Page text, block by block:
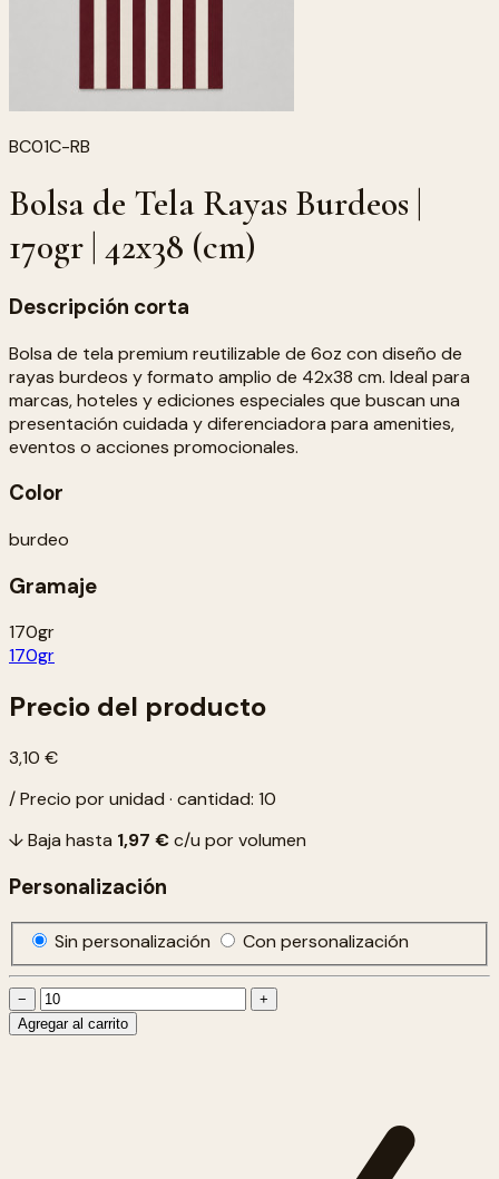
BC01C-RB
Bolsa de Tela Rayas Burdeos |
170gr | 42x38 (cm)
Descripción corta
Bolsa de tela premium reutilizable de 6oz con diseño de
rayas burdeos y formato amplio de 42x38 cm. Ideal para
marcas, hoteles y ediciones especiales que buscan una
presentación cuidada y diferenciadora para amenities,
eventos o acciones promocionales.
Color
burdeo
Gramaje
170gr
170gr
Precio del producto
3,10 €
/ Precio por unidad · cantidad: 10
↓ Baja hasta 1,97 €c/u por volumen
Personalización
Sin personalización Con personalización
−
+
Agregar al carrito